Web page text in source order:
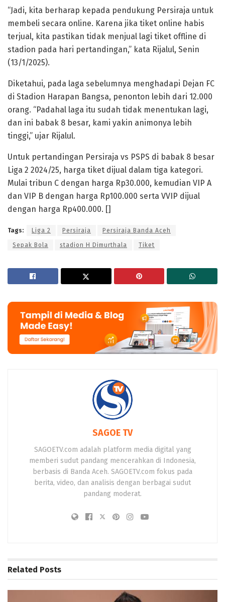
“Jadi, kita berharap kepada pendukung Persiraja untuk
membeli secara online. Karena jika tiket online habis
terjual, kita pastikan tidak menjual lagi tiket offline di
stadion pada hari pertandingan,” kata Rijalul, Senin
(13/1/2025).
Diketahui, pada laga sebelumnya menghadapi Dejan FC
di Stadion Harapan Bangsa, penonton lebih dari 12.000
orang. “Padahal laga itu sudah tidak menentukan lagi,
dan ini babak 8 besar, kami yakin animonya lebih
tinggi,” ujar Rijalul.
Untuk pertandingan Persiraja vs PSPS di babak 8 besar
Liga 2 2024/25, harga tiket dijual dalam tiga kategori.
Mulai tribun C dengan harga Rp30.000, kemudian VIP A
dan VIP B dengan harga Rp100.000 serta VVIP dijual
dengan harga Rp400.000. []
Tags: Liga 2 Persiraja Persiraja Banda Aceh
Sepak Bola stadion H Dimurthala Tiket
SAGOE TV
SAGOETV.com adalah platform media digital yang
memberi sudut pandang mencerahkan di Indonesia,
berbasis di Banda Aceh. SAGOETV.com fokus pada
berita, video, dan analisis dengan berbagai sudut
pandang moderat.
Related Posts